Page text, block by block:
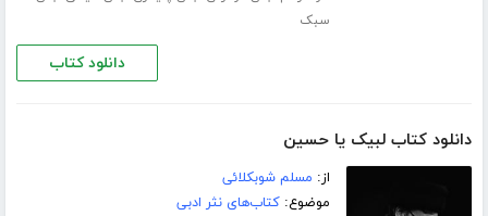
سبک
دانلود کتاب
دانلود کتاب لبیک یا حسین
از: مسلم شوبکلائی
موضوع:کتاب‌های نثر ادبی